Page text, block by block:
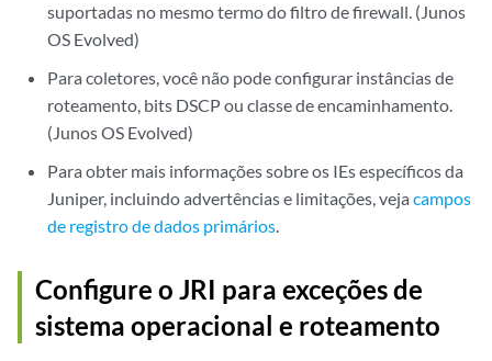
suportadas no mesmo termo do filtro de firewall. (Junos
OS Evolved)
Para coletores, você não pode configurar instâncias de
roteamento, bits DSCP ou classe de encaminhamento.
(Junos OS Evolved)
Para obter mais informações sobre os IEs específicos da
Juniper, incluindo advertências e limitações, vejacampos
de registro de dados primários.
Configure o JRI para exceções de
sistema operacional e roteamento